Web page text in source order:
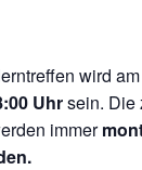
wird am
Uhrsein. Die
immer